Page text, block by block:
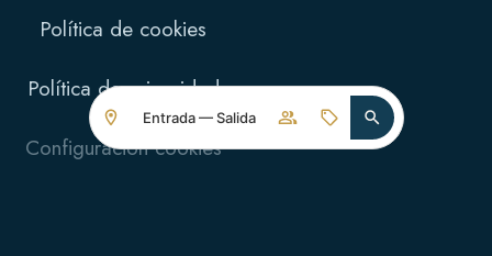
Entrada — Salida
Política de cookies
Política de privacidad
Configuración cookies